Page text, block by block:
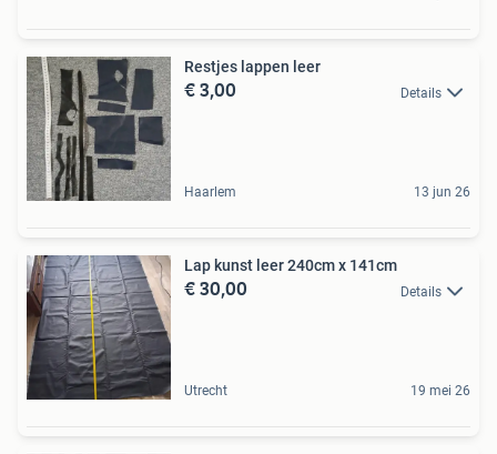
Restjes lappen leer
€ 3,00 Details
Haarlem 13 jun 26
Lap kunst leer 240cm x 141cm
€ 30,00 Details
Utrecht 19 mei 26